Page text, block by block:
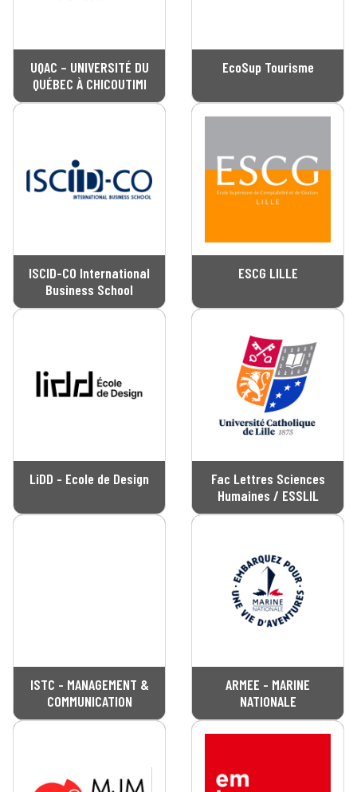
UQAC – UNIVERSITÉ DU
QUÉBEC À CHICOUTIMI
EcoSup Tourisme
ISCID-CO International
Business School
ESCG LILLE
LiDD - Ecole de Design
Fac Lettres Sciences
Humaines / ESSLIL
ISTC - MANAGEMENT &
COMMUNICATION
ARMEE - MARINE
NATIONALE